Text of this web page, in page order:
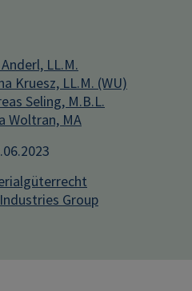
LL.M.
Kruesz, LL.M. (WU)
Seling, M.B.L.
Woltran, MA
Group